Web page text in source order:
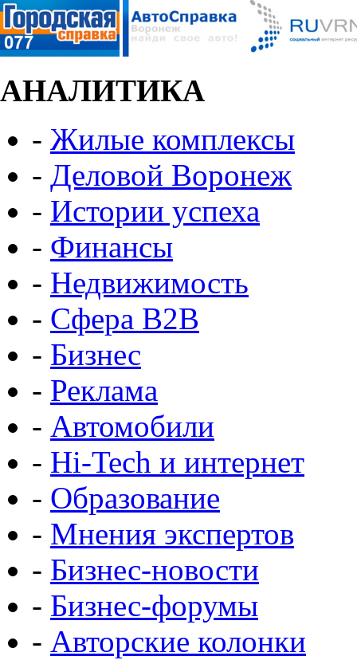
АНАЛИТИКА
- Жилые комплексы
- Деловой Воронеж
- Истории успеха
- Финансы
- Недвижимость
- Сфера B2B
- Бизнес
- Реклама
- Автомобили
- Hi-Tech и интернет
- Образование
- Мнения экспертов
- Бизнес-новости
- Бизнес-форумы
- Авторские колонки